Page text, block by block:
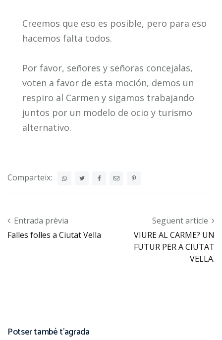
Creemos que eso es posible, pero para eso
hacemos falta todos.
Por favor, señores y señoras concejalas,
voten a favor de esta moción, demos un
respiro al Carmen y sigamos trabajando
juntos por un modelo de ocio y turismo
alternativo.
Comparteix:
Post navigation
Entrada prèvia
Falles folles a Ciutat Vella
Següent article
VIURE AL CARME? UN
FUTUR PER A CIUTAT
VELLA.
Potser també t'agrada